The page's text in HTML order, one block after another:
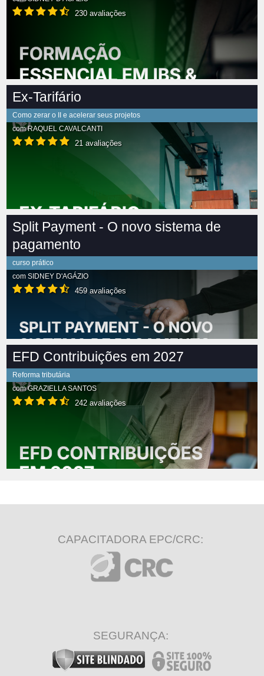
230 avaliações
Ex-Tarifário
Como zerar o II e acelerar seus projetos
comRAQUEL CAVALCANTI
21 avaliações
Split Payment - O novo sistema de
pagamento
curso prático
com SIDNEY D'AGÁZIO
459 avaliações
EFD Contribuições em 2027
Reforma tributária
comGRAZIELLA SANTOS
242 avaliações
CAPACITADORA EPC/CRC:
SEGURANÇA: